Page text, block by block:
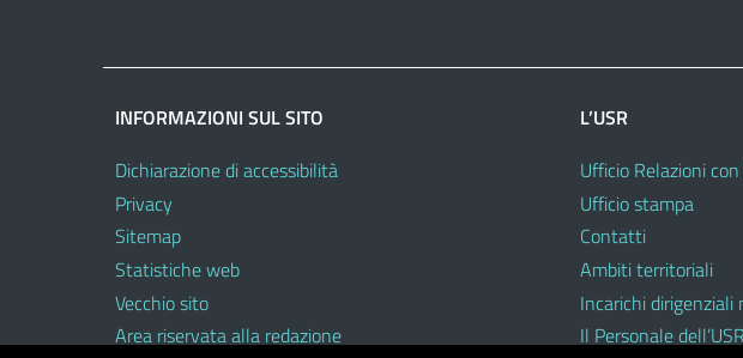
INFORMAZIONI SUL SITO
Dichiarazione di accessibilità
Privacy
Sitemap
Statistiche web
Vecchio sito
Area riservata alla redazione
L’USR
Ufficio Relazioni
Ufficio stampa
Contatti
Ambiti territoriali
Incarichi dirigenziali
Il Personale dell’USR